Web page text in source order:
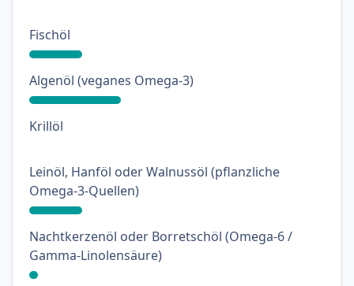
Fischöl: 18%
Algenöl (veganes Omega-3): 31%
Krillöl: 0%
Leinöl, Hanföl oder Walnussöl (pflanzliche
Omega-3-Quellen): 18%
Nachtkerzenöl oder Borretschöl (Omega-6 /
Gamma-Linolensäure): 3%